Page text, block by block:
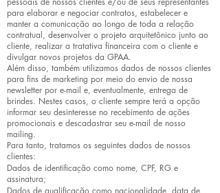
para elaborar e negociar contratos, estabelecer e
manter a comunicação ao longo de toda a relação
contratual, desenvolver o projeto arquitetônico junto ao
cliente, realizar a tratativa financeira com o cliente e
divulgar novos projetos da GPAA.
Além disso, também utilizamos dados de nossos clientes
para fins de marketing por meio do envio de nossa
newsletter por e-mail e, eventualmente, entrega de
brindes. Nestes casos, o cliente sempre terá a opção
informar seu desinteresse no recebimento de ações
promocionais e descadastrar seu e-mail de nosso
mailing.
Para tanto, tratamos os seguintes dados de nossos
clientes:
Dados de identificação como nome, CPF, RG e
assinatura;
Dados de qualificação como nacionalidade, data de